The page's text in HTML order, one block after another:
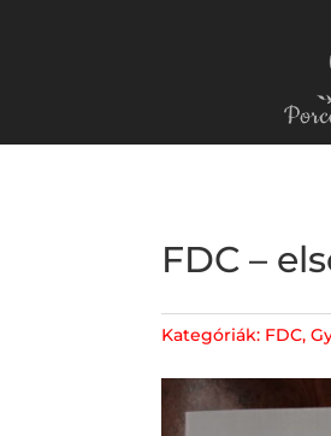
FDC –
Kategóriák: FDC,